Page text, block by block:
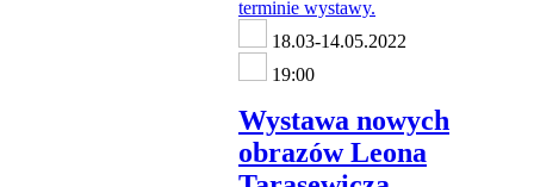
18.03-14.05.2022
19:00
Wystawa nowych
obrazów Leona